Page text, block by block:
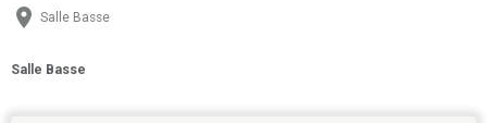
Salle Basse
Salle Basse